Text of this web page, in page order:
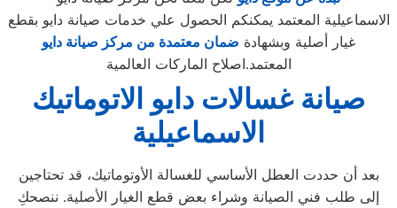
الاسماعيلية المعتمد يمكنكم الحصول علي خدمات صيانة دايو بقطع
غيار أصلية وبشهادة ضمان معتمدة من مركز صيانة دايو
المعتمد.اصلاح الماركات العالمية
صيانة غسالات دايو الاتوماتيك
الاسماعيلية
بعد أن حددت العطل الأساسي للغسالة الأوتوماتيك، قد تحتاجين
إلى طلب فني الصيانة وشراء بعض قطع الغيار الأصلية. ننصحكِ